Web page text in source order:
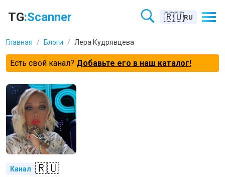
TG:Scanner 🇷🇺RU
Главная / Блоги / Лера Кудрявцева
Есть свой канал? Добавьте его в наш каталог!
Канал 🇷🇺